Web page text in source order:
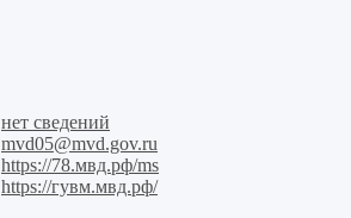
нет сведений
mvd05@mvd.gov.ru
https://78.мвд.рф/ms
https://гувм.мвд.рф/